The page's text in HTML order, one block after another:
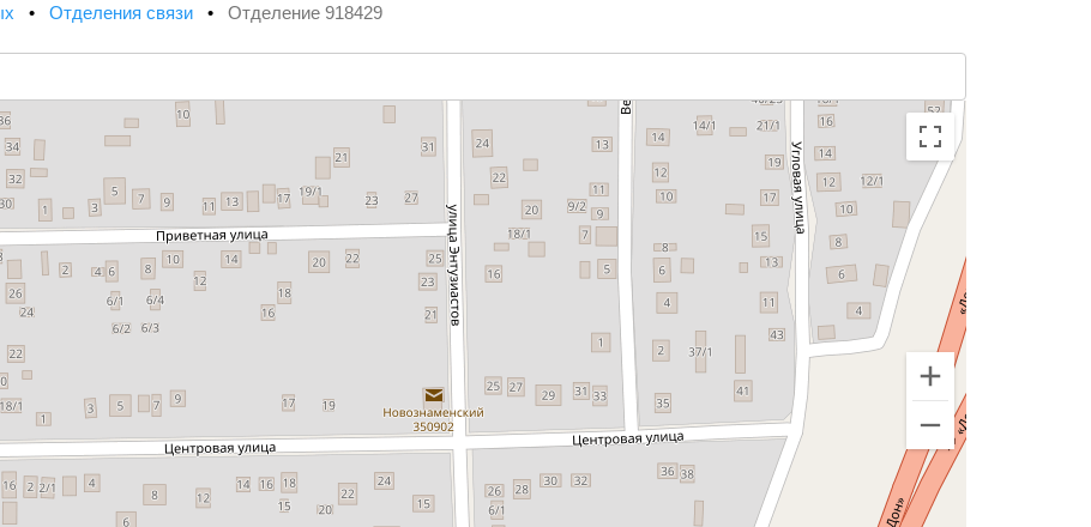
• Отделения связи • Отделение 918429